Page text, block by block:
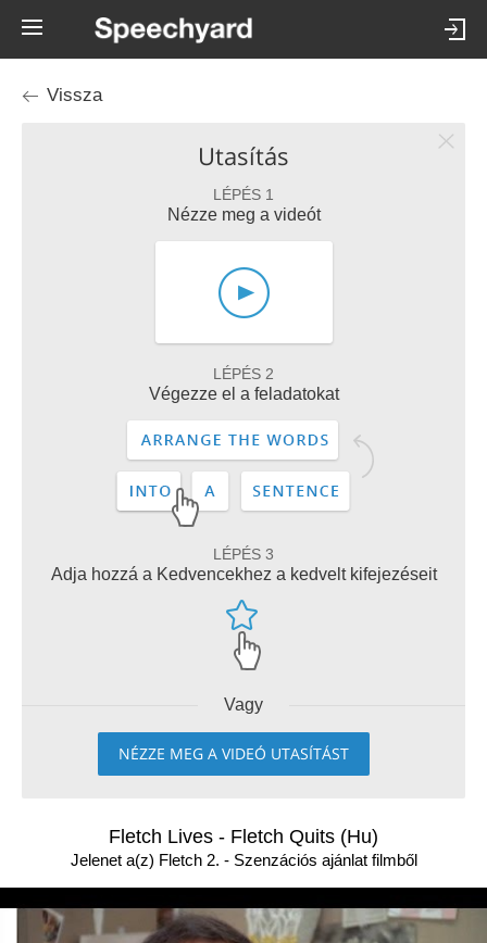
Vissza
Utasítás
LÉPÉS 1
Nézze meg a videót
LÉPÉS 2
Végezze el a feladatokat
LÉPÉS 3
Adja hozzá a Kedvencekhez a kedvelt kifejezéseit
Vagy
NÉZZE MEG A VIDEÓ UTASÍTÁST
Fletch Lives - Fletch Quits (Hu)
Jelenet a(z) Fletch 2. - Szenzációs ajánlat filmből